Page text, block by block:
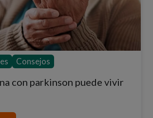
Consejos
con parkinson puede vivir